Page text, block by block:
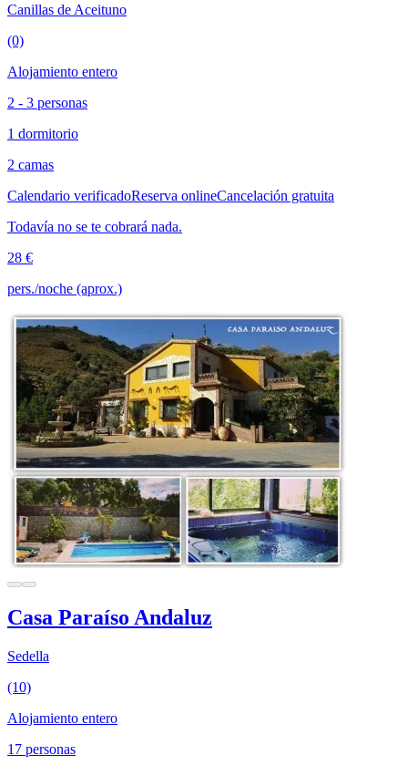
Canillas de Aceituno
(0)
Alojamiento entero
2 - 3 personas
1 dormitorio
2 camas
Calendario verificadoReserva onlineCancelación gratuita
Todavía no se te cobrará nada.
28 €
pers./noche (aprox.)
Casa Paraíso Andaluz
Sedella
(10)
Alojamiento entero
17 personas